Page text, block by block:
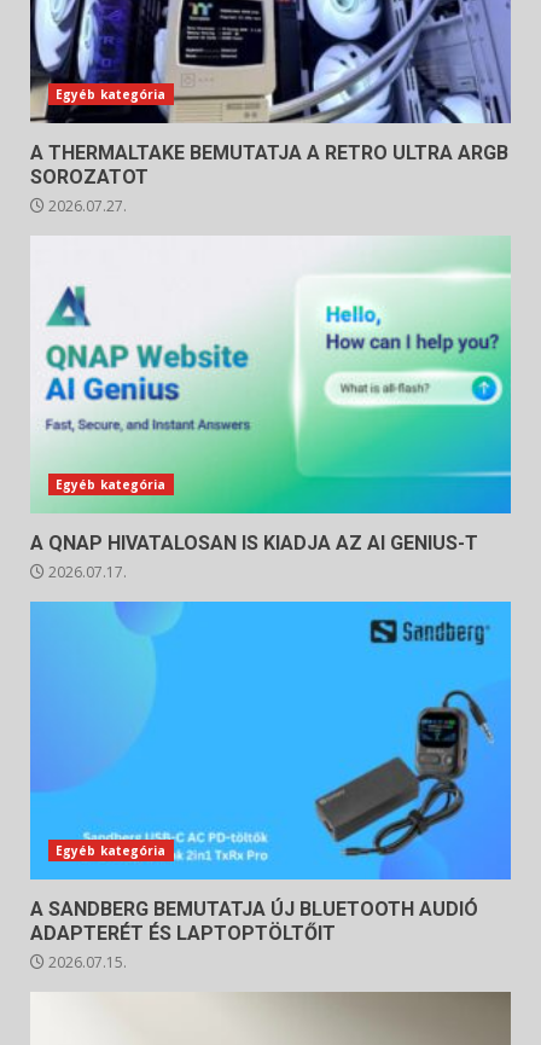
Egyéb kategória
A THERMALTAKE BEMUTATJA A RETRO ULTRA ARGB
SOROZATOT
2026.07.27.
Egyéb kategória
A QNAP HIVATALOSAN IS KIADJA AZ AI GENIUS-T
2026.07.17.
Egyéb kategória
A SANDBERG BEMUTATJA ÚJ BLUETOOTH AUDIÓ
ADAPTERÉT ÉS LAPTOPTÖLTŐIT
2026.07.15.